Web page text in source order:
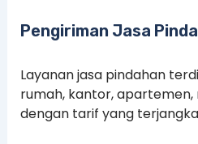
Pengiriman Jasa
Layanan jasa pindahan
rumah, kantor, apartemen,
dengan tarif yang